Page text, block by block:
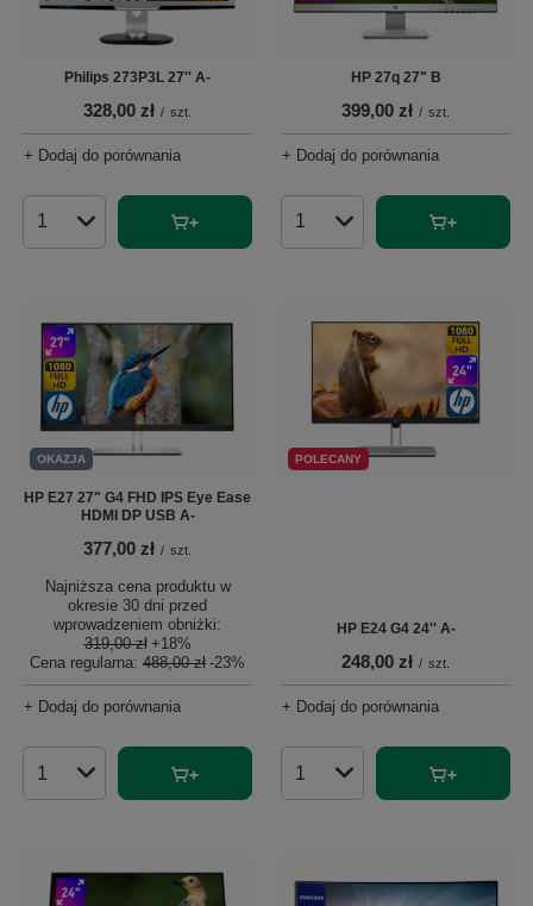
Philips 273P3L 27'' A-
328,00 zł / szt.
+ Dodaj do porównania
Ilość produktów
HP 27q 27" B
399,00 zł / szt.
+ Dodaj do porównania
Ilość produktów
OKAZJA
HP E27 27" G4 FHD IPS Eye Ease
HDMI DP USB A-
377,00 zł / szt.
Najniższa cena produktu w
okresie 30 dni przed
wprowadzeniem obniżki:
319,00 zł +18%
Cena regularna: 488,00 zł -23%
+ Dodaj do porównania
Ilość produktów
POLECANY
HP E24 G4 24'' A-
248,00 zł / szt.
+ Dodaj do porównania
Ilość produktów